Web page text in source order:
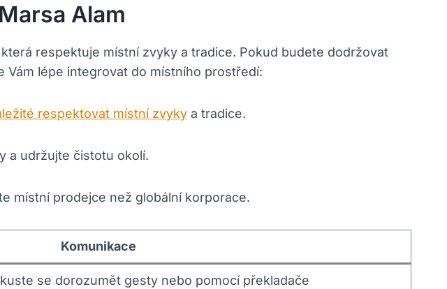
Alam
respektuje místní zvyky a tradice. Pokud budete dodržovat
Vám lépe integrovat do místního prostředí:
respektovat místní zvyky a tradice.
a udržujte čistotu okolí.
místní prodejce než globální korporace.
Komunikace
se dorozumět gesty nebo pomocí překladače